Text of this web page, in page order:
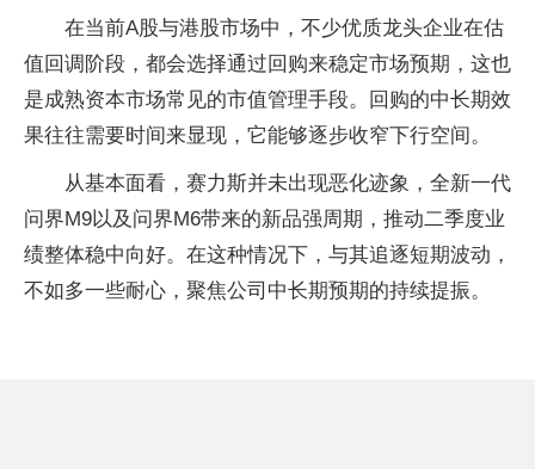
在当前A股与港股市场中，不少优质龙头企业在估
值回调阶段，都会选择通过回购来稳定市场预期，这也
是成熟资本市场常见的市值管理手段。回购的中长期效
果往往需要时间来显现，它能够逐步收窄下行空间。
从基本面看，赛力斯并未出现恶化迹象，全新一代
问界M9以及问界M6带来的新品强周期，推动二季度业
绩整体稳中向好。在这种情况下，与其追逐短期波动，
不如多一些耐心，聚焦公司中长期预期的持续提振。